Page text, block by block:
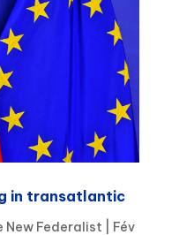
in transatlantic
New Federalist
Fév